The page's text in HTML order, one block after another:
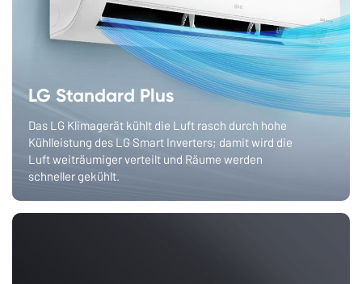
LG Standard Plus
Das LG Klimagerät kühlt die Luft rasch durch hohe
Kühlleistung des LG Smart Inverters; damit wird die
Luft weiträumiger verteilt und Räume werden
schneller gekühlt.